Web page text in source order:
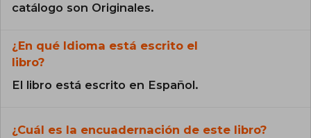
catálogo son Originales.
¿En qué Idioma está escrito el
libro?
El libro está escrito en Español.
¿Cuál es la encuadernación de este libro?